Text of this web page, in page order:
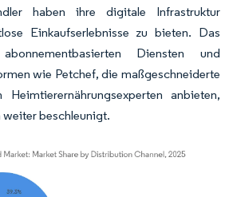
haben ihre digitale Infrastruktur
Einkaufserlebnisse zu bieten. Das
Diensten und
wie Petchef, die maßgeschneiderte
Heimtierernährungsexperten anbieten,
beschleunigt.